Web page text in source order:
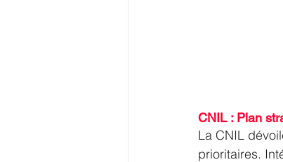
CNIL : Plan
La CNIL
prioritaires.